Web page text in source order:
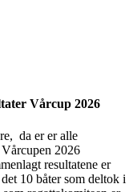
Vårcup 2026
da er er alle
Vårcupen 2026
resultatene er
10 båter som deltok i